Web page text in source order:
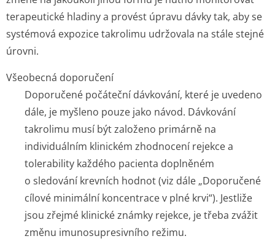
terapeutické hladiny a provést úpravu dávky tak, aby se
systémová expozice takrolimu udržovala na stále stejné
úrovni.
Všeobecná doporučení
Doporučené počáteční dávkování, které je uvedeno
dále, je myšleno pouze jako návod. Dávkování
takrolimu musí být založeno primárně na
individuálním klinickém zhodnocení rejekce a
tolerability každého pacienta doplněném
o sledování krevních hodnot (viz dále „Doporučené
cílové minimální koncentrace v plné krvi“). Jestliže
jsou zřejmé klinické známky rejekce, je třeba zvážit
změnu imunosupresivního režimu.